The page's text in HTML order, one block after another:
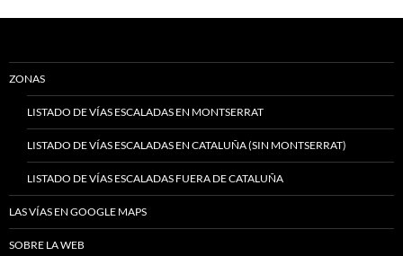
ZONAS
LISTADO DE VÍAS ESCALADAS EN MONTSERRAT
LISTADO DE VÍAS ESCALADAS EN CATALUÑA (SIN MONTSERRAT)
LISTADO DE VÍAS ESCALADAS FUERA DE CATALUÑA
LAS VÍAS EN GOOGLE MAPS
SOBRE LA WEB